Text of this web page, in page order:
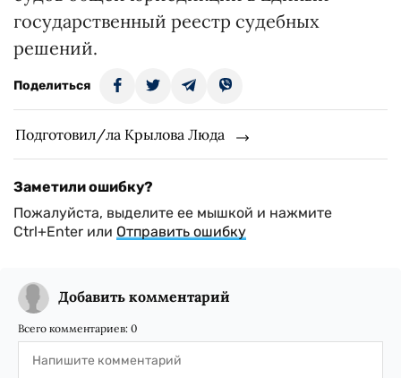
государственный реестр судебных
решений.
Поделиться
Подготовил/ла Крылова Люда
Заметили ошибку?
Пожалуйста, выделите ее мышкой и нажмите
Ctrl+Enter или Отправить ошибку
Добавить комментарий
Всего комментариев: 0